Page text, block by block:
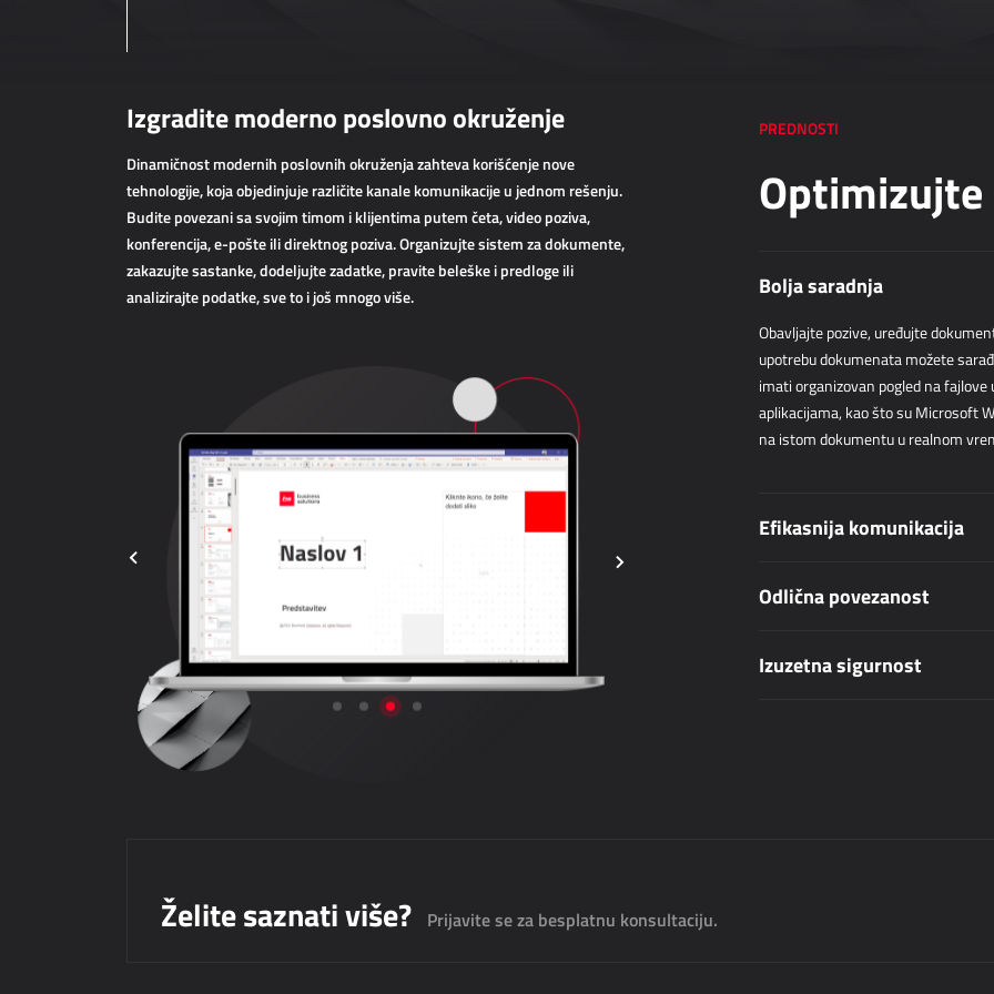
Izgradite moderno poslovno okruženje
Dinamičnost modernih poslovnih okruženja zahteva korišćenje nove
tehnologije, koja objedinjuje različite kanale komunikacije u jednom rešenju.
Budite povezani sa svojim timom i klijentima putem četa, video poziva,
konferencija, e-pošte ili direktnog poziva. Organizujte sistem za dokumente,
zakazujte sastanke, dodeljujte zadatke, pravite beleške i predloge ili
analizirajte podatke, sve to i još mnogo više.
PREDNOSTI
Optimizujte
Bolja saradnja
Obavljajte pozive, uređujte
upotrebu dokumenata možete
imati organizovan pogled na
aplikacijama, kao što su Microsoft
na istom dokumentu u realnom
Efikasnija komunikacija
Odlična povezanost
Izuzetna sigurnost
Želite saznati više? Prijavite se za besplatnu konsultaciju.